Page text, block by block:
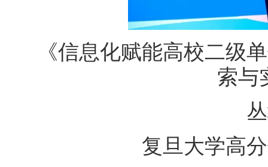
《信息化赋能高校二级
索与
复旦大学高